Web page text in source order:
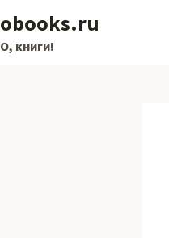
obooks.ru
О, книги!